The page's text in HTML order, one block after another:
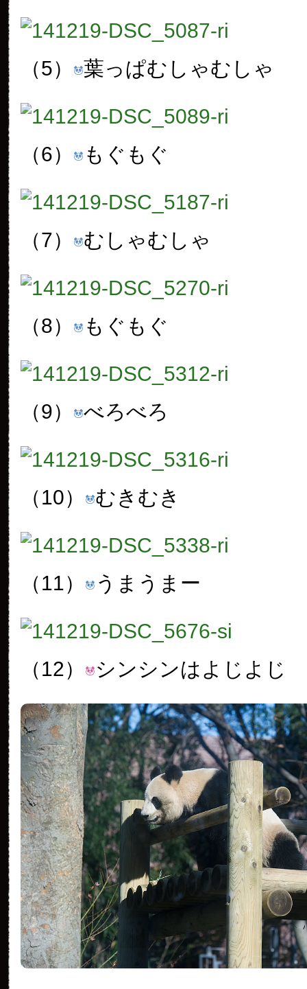
（5） 葉っぱむしゃむしゃ
（6） もぐもぐ
（7） むしゃむしゃ
（8） もぐもぐ
（9） べろべろ
（10） むきむき
（11） うまうまー
（12） シンシンはよじよじ